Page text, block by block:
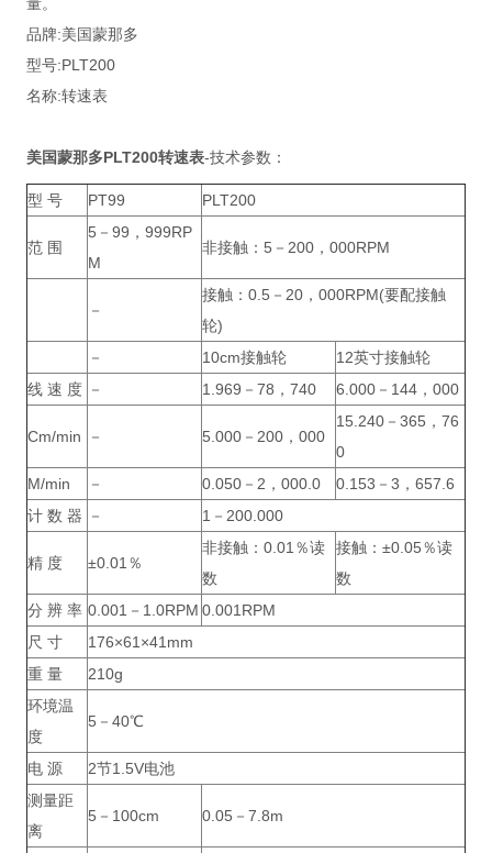
品牌:美国蒙那多
型号:PLT200
名称:转速表
美国蒙那多PLT200转速表-技术参数：
型 号 PT99 PLT200
范 围
5－99，999RP
M
非接触：5－200，000RPM
－
接触：0.5－20，000RPM(要配接触
轮)
－
10cm接触轮
12英寸接触轮
线 速 度 － 1.969－78，740 6.000－144，000
Cm/min － 5.000－200，000
15.240－365，76
0
M/min
－ 0.050－2，000.0
0.153－3，657.6
计 数 器
－ 1－200.000
精 度 ±0.01％
非接触：0.01％读
数
接触：±0.05％读
数
分 辨 率 0.001－1.0RPM 0.001RPM
尺 寸
176×61×41mm
重 量
210g
环境温
度
5－40℃
电 源
2节1.5V电池
测量距
离
5－100cm 0.05－7.8m